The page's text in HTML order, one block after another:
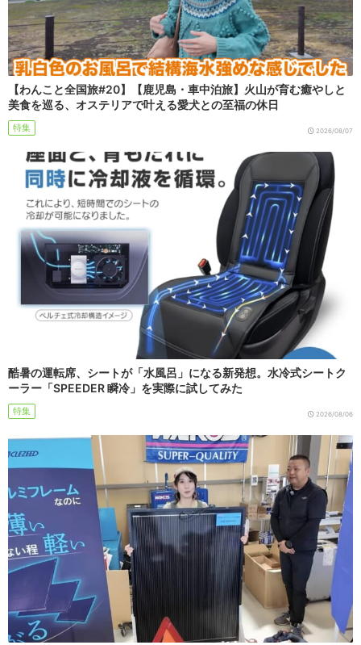
【わんこと全国旅#20】【鹿児島・車中泊旅】火山が育む癒やしと
美食を巡る、オステリアで叶える愛犬との至福の休日
特集 2026/08/07
酷暑の運転席、シートが「水風呂」になる新発想。水冷式シートク
ーラー「SPEEDER 瞬冷」を実際に試してみた
特集 2026/08/06